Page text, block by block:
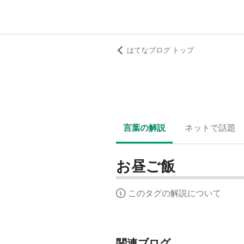
はてなブログ トップ
言葉の解説 ネットで話題
お昼ご飯
このタグの解説について